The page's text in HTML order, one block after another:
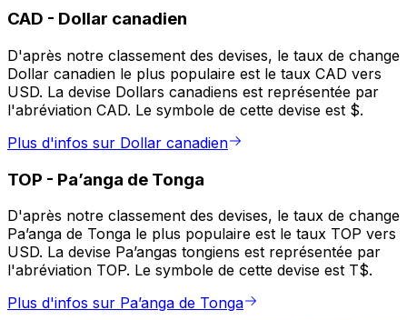
CAD - Dollar canadien
D'après notre classement des devises, le taux de change
Dollar canadien le plus populaire est le taux CAD vers
USD. La devise Dollars canadiens est représentée par
l'abréviation CAD. Le symbole de cette devise est $.
Plus d'infos sur Dollar canadien
TOP - Pa’anga de Tonga
D'après notre classement des devises, le taux de change
Pa’anga de Tonga le plus populaire est le taux TOP vers
USD. La devise Pa’angas tongiens est représentée par
l'abréviation TOP. Le symbole de cette devise est T$.
Plus d'infos sur Pa’anga de Tonga